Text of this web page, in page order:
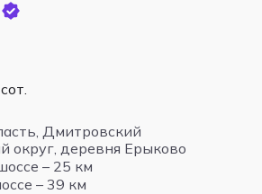
Дмитровский
округ, деревня Ерыково
– 25 км
– 39 км